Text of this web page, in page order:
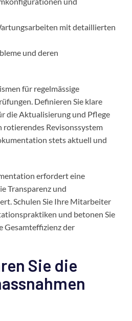
mit detaillierten
und deren
für regelmässige
Definieren Sie klare
die Aktualisierung und Pflege
Revisonssystem
stets aktuell und
erfordert eine
Transparenz und
Schulen Sie Ihre Mitarbeiter
und betonen Sie
Gesamteffizienz der
Sie die